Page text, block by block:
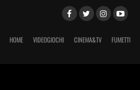
HOME VIDEOGIOCHI CINEMA&TV FUMETTI